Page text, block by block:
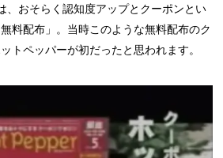
、おそらく認知度アップとクーポンとい
料配布」。当時このような無料配布のク
トペッパーが初だったと思われます。